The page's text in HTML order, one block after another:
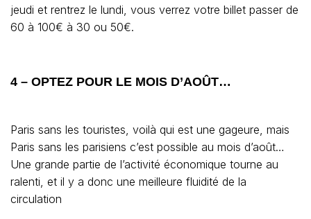
jeudi et rentrez le lundi, vous verrez votre billet passer de
60 à 100€ à 30 ou 50€.
4 – OPTEZ POUR LE MOIS D’AOÛT…
Paris sans les touristes, voilà qui est une gageure, mais
Paris sans les parisiens c’est possible au mois d’août…
Une grande partie de l’activité économique tourne au
ralenti, et il y a donc une meilleure fluidité de la
circulation